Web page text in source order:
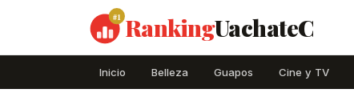
#1 RankingUachateC
Inicio Belleza Guapos Cine y TV